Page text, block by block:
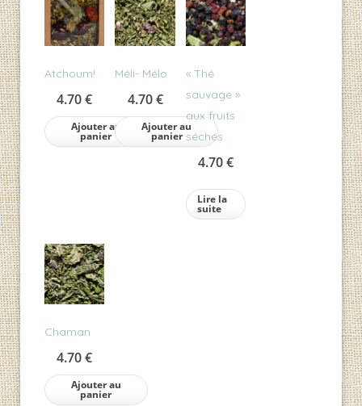
Atchoum!
4.70€
Ajouter au
panier
Méli- Mélo
4.70€
Ajouter au
panier
« Thé
sauvage »
aux fruits
séchés
4.70€
Lire la
suite
Chaman
4.70€
Ajouter au
panier